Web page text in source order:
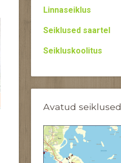
Linnaseiklus
Seiklused saartel
Seikluskoolitus
Avatud seiklused